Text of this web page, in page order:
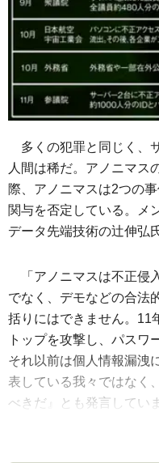
多くの犯罪と同じく、
人間は稀だ。アノニマス
際、アノニマスは2つの
関与を否定している。メ
データ先端技術の辻伸弘
「アノニマスは不正
でなく、デモなどの合法
括りにはできません。11
トップを攻撃し、パスワ
それ以前は個人情報漏洩
表している我々ではなく
べきだ』とも発言してい